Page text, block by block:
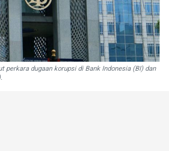
perkara dugaan korupsi di Bank Indonesia (BI) dan